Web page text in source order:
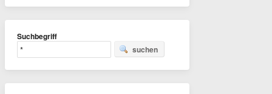
Suchbegriff
suchen